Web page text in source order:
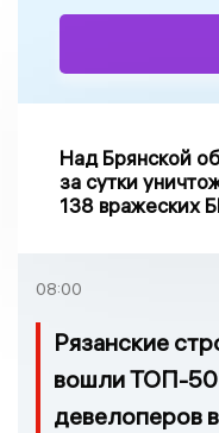
Над Брянской
за сутки
138 вражеских
08:00
Рязанские
вошли ТОП-50
девелоперов